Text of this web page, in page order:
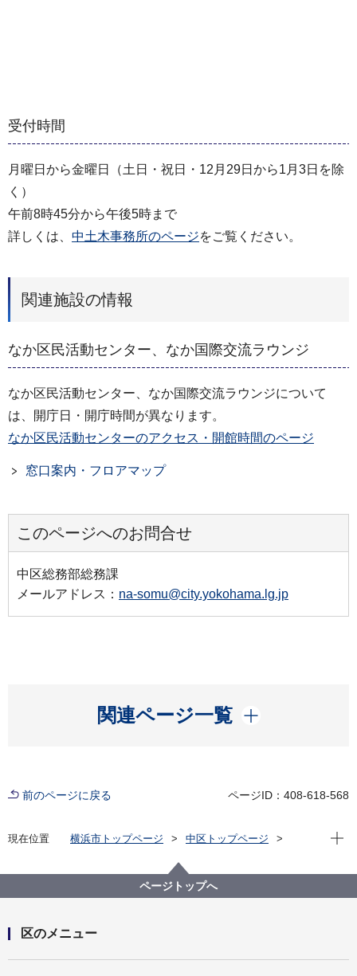
受付時間
月曜日から金曜日（土日・祝日・12月29日から1月3日を除
く）
午前8時45分から午後5時まで
詳しくは、 中土木事務所のページをご覧ください。
関連施設の情報
なか区民活動センター、なか国際交流ラウンジ
なか区民活動センター、なか国際交流ラウンジについて
は、開庁日・開庁時間が異なります。
なか区民活動センターのアクセス・開館時間のページ
窓口案内・フロアマップ
このページへのお問合せ
中区総務部総務課
メールアドレス： na-somu@city.yokohama.lg.jp
関連ページ一覧
開く
前のページに戻る ページID：408-618-568
現在位置 横浜市トップページ
中区トップページ
中区役所 アクセス・駐車場
現在
ページトップへ
区のメニュー